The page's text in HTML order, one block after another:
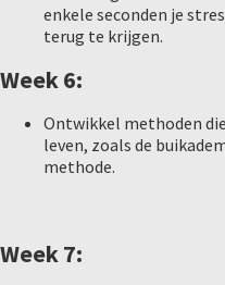
enkele seconden je
terug te krijgen.
Week 6:
Ontwikkel methoden
leven, zoals de
methode.
Week 7: